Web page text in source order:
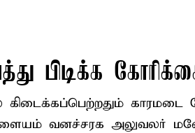
பிடிக்க
கிடைக்கப்பெற்றதும்
வனச்சரக அலுவலர்